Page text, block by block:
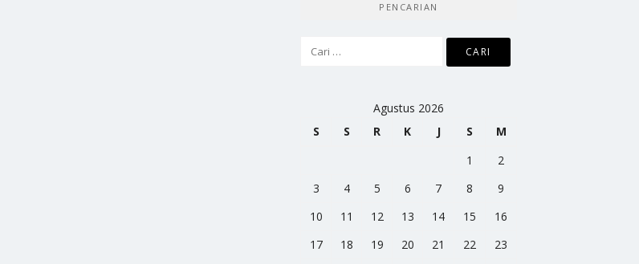
PENCARIAN
Cari
Agustus 2026
S
S R K J S
M
1
2
3
4 5 6 7 8
9
10
11 12 13 14 15
16
17
18 19 20 21 22
23